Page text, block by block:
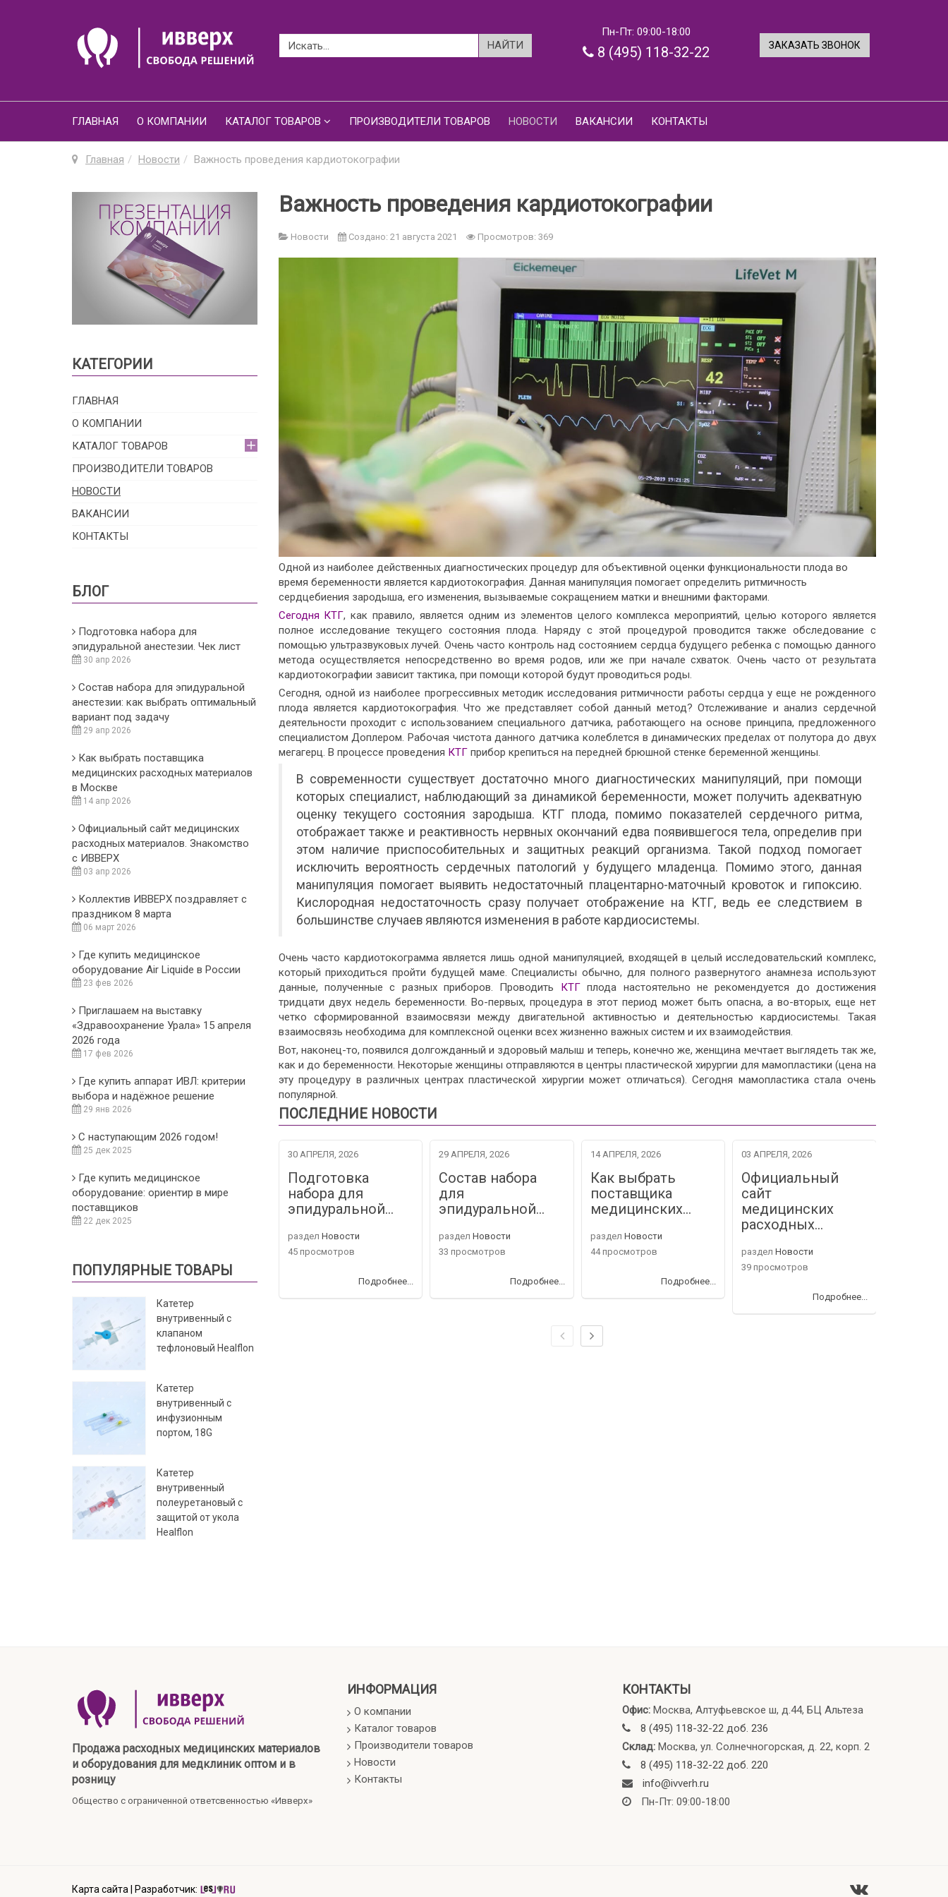
Пн-Пт: 09:00-18:00
8 (495) 118-32-22 ЗАКАЗАТЬ ЗВОНОК
ГЛАВНАЯ О КОМПАНИИ КАТАЛОГ ТОВАРОВ ПРОИЗВОДИТЕЛИ ТОВАРОВ НОВОСТИ ВАКАНСИИ КОНТАКТЫ
Главная Новости Важность проведения кардиотокографии
Важность проведения кардиотокографии
Новости Создано: 21 августа 2021 Просмотров: 369
Одной из наиболее действенных диагностических процедур для объективной оценки функциональности плода во
время беременности является кардиотокография. Данная манипуляция помогает определить ритмичность
сердцебиения зародыша, его изменения, вызываемые сокращением матки и внешними факторами.
Сегодня КТГ, как правило, является одним из элементов целого комплекса мероприятий, целью которого является
полное исследование текущего состояния плода. Наряду с этой процедурой проводится также обследование с
помощью ультразвуковых лучей. Очень часто контроль над состоянием сердца будущего ребенка с помощью данного
метода осуществляется непосредственно во время родов, или же при начале схваток. Очень часто от результата
кардиотокографии зависит тактика, при помощи которой будут проводиться роды.
Сегодня, одной из наиболее прогрессивных методик исследования ритмичности работы сердца у еще не рожденного
плода является кардиотокография. Что же представляет собой данный метод? Отслеживание и анализ сердечной
деятельности проходит с использованием специального датчика, работающего на основе принципа, предложенного
специалистом Доплером. Рабочая чистота данного датчика колеблется в динамических пределах от полутора до двух
мегагерц. В процессе проведения КТГприбор крепиться на передней брюшной стенке беременной женщины.
В современности существует достаточно много диагностических манипуляций, при помощи
которых специалист, наблюдающий за динамикой беременности, может получить адекватную
оценку текущего состояния зародыша. КТГ плода, помимо показателей сердечного ритма,
отображает также и реактивность нервных окончаний едва появившегося тела, определив при
этом наличие приспособительных и защитных реакций организма. Такой подход помогает
исключить вероятность сердечных патологий у будущего младенца. Помимо этого, данная
манипуляция помогает выявить недостаточный плацентарно-маточный кровоток и гипоксию.
Кислородная недостаточность сразу получает отображение на КТГ, ведь ее следствием в
большинстве случаев являются изменения в работе кардиосистемы.
Очень часто кардиотокограмма является лишь одной манипуляцией, входящей в целый исследовательский комплекс,
который приходиться пройти будущей маме. Специалисты обычно, для полного развернутого анамнеза используют
данные, полученные с разных приборов. Проводить КТГплода настоятельно не рекомендуется до достижения
тридцати двух недель беременности. Во-первых, процедура в этот период может быть опасна, а во-вторых, еще нет
четко сформированной взаимосвязи между двигательной активностью и деятельностью кардиосистемы. Такая
взаимосвязь необходима для комплексной оценки всех жизненно важных систем и их взаимодействия.
Вот, наконец-то, появился долгожданный и здоровый малыш и теперь, конечно же, женщина мечтает выглядеть так же,
как и до беременности. Некоторые женщины отправляются в центры пластической хирургии для мамопластики (цена на
эту процедуру в различных центрах пластической хирургии может отличаться). Сегодня мамопластика стала очень
популярной.
ПОСЛЕДНИЕ НОВОСТИ
30 АПРЕЛЯ, 2026
Подготовка
набора для
эпидуральной…
раздел Новости
45 просмотров
Подробнее...
29 АПРЕЛЯ, 2026
Состав набора
для
эпидуральной…
раздел Новости
33 просмотров
Подробнее...
14 АПРЕЛЯ, 2026
Как выбрать
поставщика
медицинских…
раздел Новости
44 просмотров
Подробнее...
03 АПРЕЛЯ, 2026
Официальный
сайт
медицинских
расходных…
раздел Новости
39 просмотров
Подробнее...
КАТЕГОРИИ
ГЛАВНАЯ
О КОМПАНИИ
КАТАЛОГ ТОВАРОВ
ПРОИЗВОДИТЕЛИ ТОВАРОВ
НОВОСТИ
ВАКАНСИИ
КОНТАКТЫ
БЛОГ
Подготовка набора для
эпидуральной анестезии. Чек лист
30 апр 2026
Состав набора для эпидуральной
анестезии: как выбрать оптимальный
вариант под задачу
29 апр 2026
Как выбрать поставщика
медицинских расходных материалов
в Москве
14 апр 2026
Официальный сайт медицинских
расходных материалов. Знакомство
с ИВВЕРХ
03 апр 2026
Коллектив ИВВЕРХ поздравляет с
праздником 8 марта
06 март 2026
Где купить медицинское
оборудование Air Liquide в России
23 фев 2026
Приглашаем на выставку
«Здравоохранение Урала» 15 апреля
2026 года
17 фев 2026
Где купить аппарат ИВЛ: критерии
выбора и надёжное решение
29 янв 2026
С наступающим 2026 годом!
25 дек 2025
Где купить медицинское
оборудование: ориентир в мире
поставщиков
22 дек 2025
ПОПУЛЯРНЫЕ ТОВАРЫ
Катетер
внутривенный с
клапаном
тефлоновый Healflon
Катетер
внутривенный с
инфузионным
портом, 18G
Катетер
внутривенный
полеуретановый с
защитой от укола
Healflon
Продажа расходных медицинских материалов
и оборудования для медклиник оптом и в
розницу
Общество с ограниченной ответсвенностью «Ивверх»
ИНФОРМАЦИЯ
О компании
Каталог товаров
Производители товаров
Новости
Контакты
КОНТАКТЫ
Офис: Москва, Алтуфьевское ш, д.44, БЦ Альтеза
8 (495) 118-32-22 доб. 236
Склад: Москва, ул. Солнечногорская, д. 22, корп. 2
8 (495) 118-32-22 доб. 220
info@ivverh.ru
Пн-Пт: 09:00-18:00
Карта сайта Разработчик: